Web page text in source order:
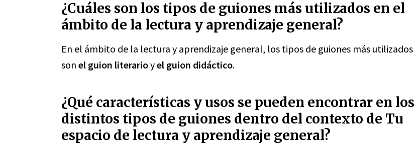
¿Cuáles son los tipos de guiones más utilizados en el
ámbito de la lectura y aprendizaje general?
En el ámbito de la lectura y aprendizaje general, los tipos de guiones más utilizados
son el guion literarioyel guion didáctico.
¿Qué características y usos se pueden encontrar en los
distintos tipos de guiones dentro del contexto de Tu
espacio de lectura y aprendizaje general?